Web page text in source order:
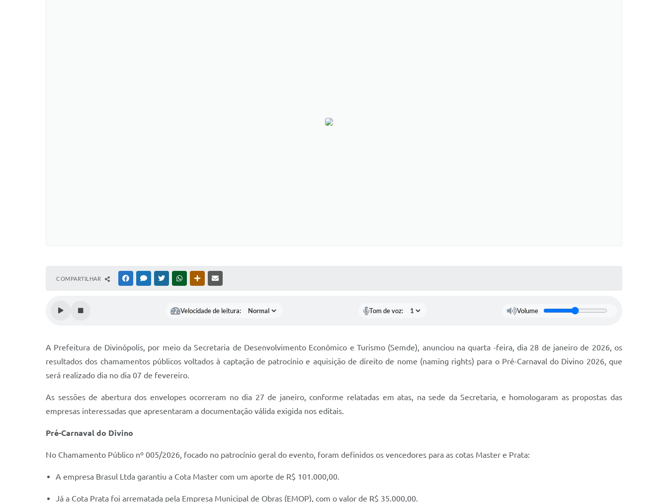
COMPARTILHAR FACEBOOKMESSENGER
TWITTERWHATSAPPOUTRAS MÍDIAS
Velocidade de leitura: Tom de voz: Volume
A Prefeitura de Divinópolis, por meio da Secretaria de Desenvolvimento Econômico e Turismo (Semde), anunciou na quarta -feira, dia 28 de janeiro de 2026, os
resultados dos chamamentos públicos voltados à captação de patrocínio e aquisição de direito de nome (naming rights) para o Pré-Carnaval do Divino 2026, que
será realizado dia no dia 07 de fevereiro.
As sessões de abertura dos envelopes ocorreram no dia 27 de janeiro, conforme relatadas em atas, na sede da Secretaria, e homologaram as propostas das
empresas interessadas que apresentaram a documentação válida exigida nos editais.
Pré-Carnaval do Divino
No Chamamento Público nº 005/2026, focado no patrocínio geral do evento, foram definidos os vencedores para as cotas Master e Prata:
A empresa Brasul Ltda garantiu a Cota Master com um aporte de R$ 101.000,00.
Já a Cota Prata foi arrematada pela Empresa Municipal de Obras (EMOP), com o valor de R$ 35.000,00.